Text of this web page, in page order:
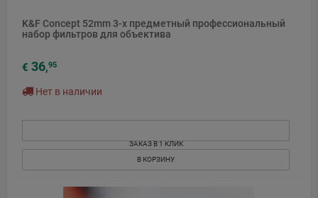
K&F Concept 52mm 3-х предметный профессиональный
набор фильтров для объектива
€ 36,95
Нет в наличии
ЗАКАЗ В 1 КЛИК
В КОРЗИНУ